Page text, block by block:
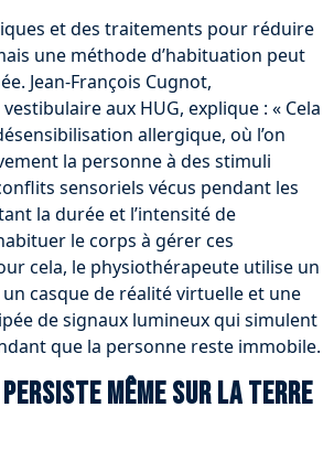
et des traitements pour réduire
une méthode d’habituation peut
Jean-François Cugnot,
aux HUG, explique : « Cela
allergique, où l’on
la personne à des stimuli
sensoriels vécus pendant les
la durée et l’intensité de
le corps à gérer ces
cela, le physiothérapeute utilise un
casque de réalité virtuelle et une
de signaux lumineux qui simulent
que la personne reste immobile.
persiste même sur la terre